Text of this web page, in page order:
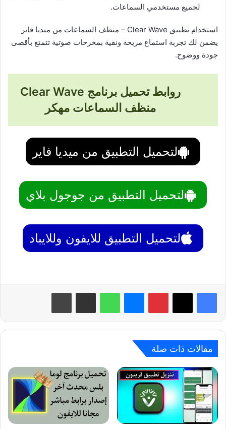
لجميع مستخدمي السماعات.
استخدام تطبيق Clear Wave – منظف السماعات من ميديا فاير
يضمن لك تجربة استماع مريحة ونقية بمخرجات صوتية تتمتع بأقصى
جودة ووضوح.
روابط تحميل برنامج Clear Wave
منظف السماعات مهكر
لتحميل التطبيق من ميديا فاير
لتحميل التطبيق من جوجول بلاي
لتحميل التطبيق للايفون وللايباد
بينتيريست واتساب
مقالات ذات صلة